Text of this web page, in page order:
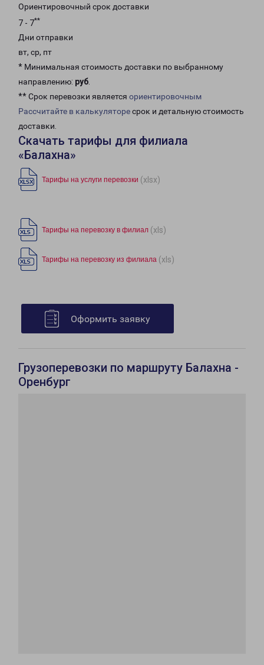
Ориентировочный срок доставки
7 - 7**
Дни отправки
вт, ср, пт
* Минимальная стоимость доставки по выбранному
направлению: руб.
** Срок перевозки является ориентировочным
Рассчитайте в калькуляторесрок и детальную стоимость
доставки.
Скачать тарифы для филиала
«Балахна»
Тарифы на услуги перевозки (xlsx)
Тарифы на перевозку в филиал (xls)
Тарифы на перевозку из филиала (xls)
Оформить заявку
Грузоперевозки по маршруту Балахна -
Оренбург